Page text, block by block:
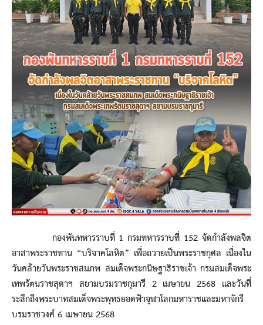
กองพันทหารราบที่ 1 กรมทหารราบที่ 152 จัดกำลังพลจิต
อาสาพระราชทาน “บริจาคโลหิต” เพื่อถวายเป็นพระราชกุศล เนื่องใน
วันคล้ายวันพระราชสมภพ สมเด็จพระกนิษฐาธิราชเจ้า กรมสมเด็จพระ
เทพรัตนราชสุดาฯ สยามบรมราชกุมารี 2 เมษายน 2568 และวันที่
ระลึกถึงพระบาทสมเด็จพระพุทธยอดฟ้าจุฬาโลกมหาราชและมหาจักรี
บรมราชวงศ์ 6 เมษายน 2568